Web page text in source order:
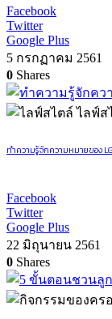
Facebook
Twitter
Google Plus
5 กรกฏาคม 2561
0 Shares
ไลฟ์ส
ทำความรู้จักความหมายของ
Facebook
Twitter
Google Plus
22 มิถุนายน 2561
0 Shares